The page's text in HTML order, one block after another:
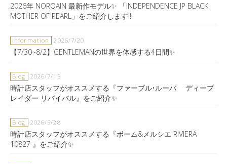
2026年 NORQAIN 最新作モデル✨ 「INDEPENDENCE JP BLACK
MOTHER OF PEARL」をご紹介します‼️
Information 2026/7/20
【7/30~8/2】GENTLEMANの世界を体感する4日間✨
Blog 2026/7/13
時計店スタッフがオススメする『ファーブル•ルーバ ディープ
レイダー リバイバル』をご紹介✨
Blog 2026/5/28
時計店スタッフがオススメする『ボーム&メルシエ RIVIERA
10827 』をご紹介✨